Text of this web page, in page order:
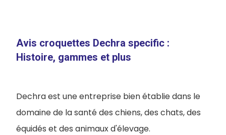
Avis croquettes Dechra specific :
Histoire, gammes et plus
Dechra est une entreprise bien établie dans le
domaine de la santé des chiens, des chats, des
équidés et des animaux d'élevage.